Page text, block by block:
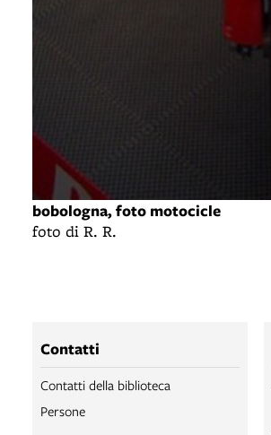
bobologna, foto motocicle
foto di R. R.
Contatti
Contatti della biblioteca
Persone